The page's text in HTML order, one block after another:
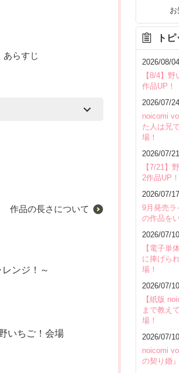
あらすじ
作品の長さについて
ンジ！～
いちご！会場
ト
2026/08/04
【8/4】
作品UP！
2026/07/24
noicomi
た人は兄
場！
2026/07/21
【7/21】
2作品UP！
2026/07/17
9月発売ラ
の作品を
2026/07/10
【電子単
に捧げら
場！
2026/07/10
【紙版
まで教え
場！
2026/07/10
noicomi
の契り婚